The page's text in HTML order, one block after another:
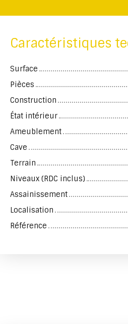
Caractéristiques
Surface
Pièces
Construction
État intérieur
Ameublement
Cave
Terrain
Niveaux (RDC inclus)
Assainissement
Localisation
Référence